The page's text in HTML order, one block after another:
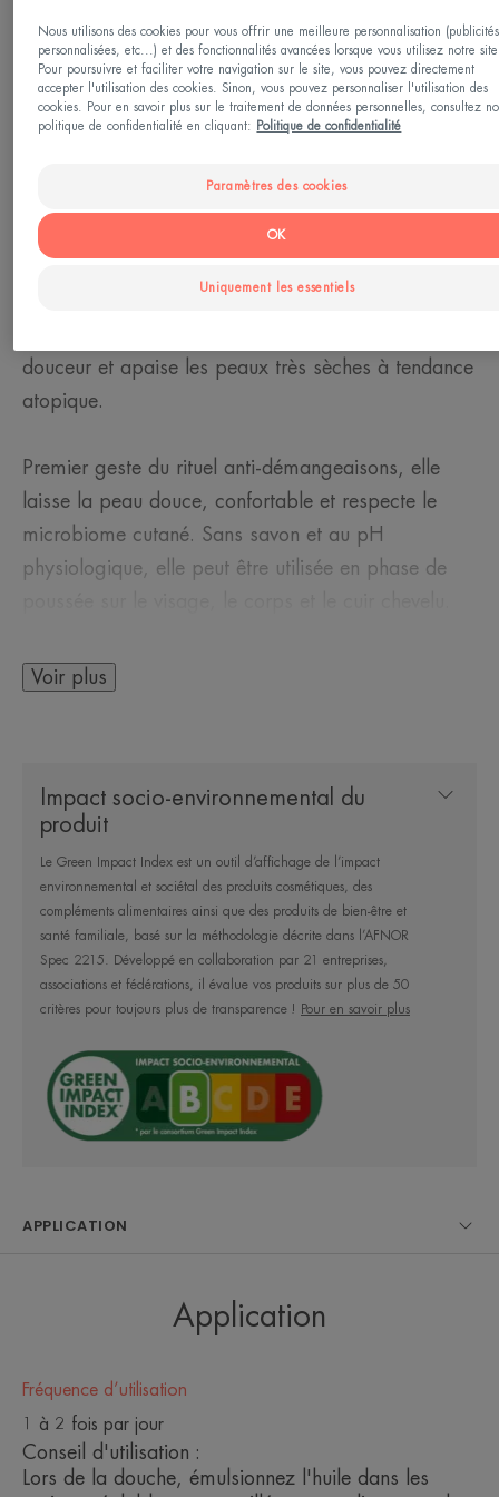
Type de peau
Peau sèche à tendance à l'eczéma atopique - peau
très sèche - peau sèche
Nettoyant - anti-grattage - hydratation
douceur et apaise les peaux très sèches à tendance
atopique.
Premier geste du rituel anti-démangeaisons, elle
laisse la peau douce, confortable et respecte le
microbiome cutané. Sans savon et au pH
physiologique, elle peut être utilisée en phase de
Sa formule combine :
et lutte contre les irritations.
• Des lipides semblables à ceux de la peau
reconnus pour nourrir et restaurer la fonction
barrière cutanée
• L'eau thermale d'Avène, naturellement apaisante,
anti-irritante et adoucissante.
risques de réactions allergiques, cette Huile Lavante
ne pique pas les yeux et est idéale pour la peau
des nouveau-nés, des enfants et des adultes..
Le soin lavant au pouvoir
relipidant. Sans savon et au pH
physiologique.
Voir plus
Impact socio-environnemental du
produit
Le Green Impact Index est un outil d’affichage de l’impact
environnemental et sociétal des produits cosmétiques, des
compléments alimentaires ainsi que des produits de bien-être et
santé familiale, basé sur la méthodologie décrite dans l’AFNOR
Spec 2215. Développé en collaboration par 21 entreprises,
associations et fédérations, il évalue vos produits sur plus de 50
critères pour toujours plus de transparence !
Pour en savoir plus
APPLICATION
Application
Fréquence d’utilisation
1 à 2 fois par jour
Conseil d'utilisation :
Lors de la douche, émulsionnez l'huile dans les
Nous utilisons des cookies pour vous offrir une meilleure personnalisation (publicités
personnalisées, etc...) et des fonctionnalités avancées lorsque vous utilisez notre
Pour poursuivre et faciliter votre navigation sur le site, vous pouvez directement
accepter l'utilisation des cookies. Sinon, vous pouvez personnaliser l'utilisation des
cookies. Pour en savoir plus sur le traitement de données personnelles, consultez
politique de confidentialité en cliquant:
Politique de confidentialité
Paramètres des cookies
Uniquement les essentiels
OK